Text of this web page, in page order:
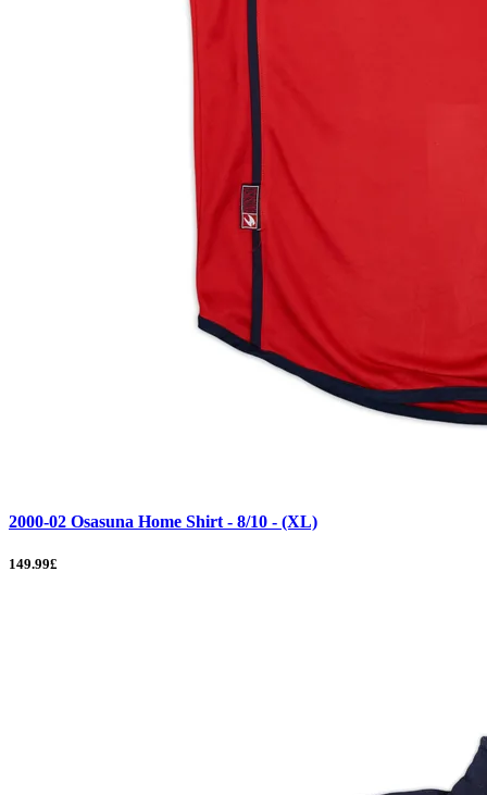
2000-02 Osasuna Home Shirt - 8/10 - (XL)
149.99£